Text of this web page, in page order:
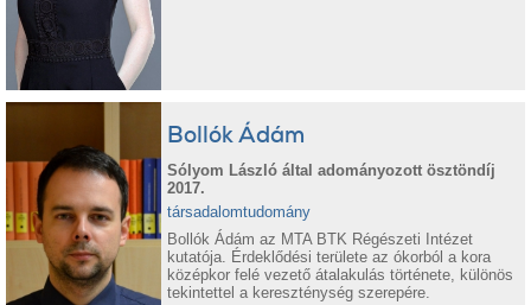
Bollók Ádám
Sólyom László által adományozott ösztöndíj
2017.
társadalomtudomány
Bollók Ádám az MTA BTK Régészeti Intézet
kutatója. Érdeklődési területe az ókorból a kora
középkor felé vezető átalakulás története, különös
tekintettel a kereszténység szerepére.